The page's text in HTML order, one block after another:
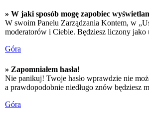
» W jaki sposób mogę zapobiec
W swoim Panelu Zarządzania Kontem, w
moderatorów i Ciebie. Będziesz liczony
Góra
» Zapomniałem hasła!
Nie panikuj! Twoje hasło wprawdzie nie
a prawdopodobnie niedługo znów będziesz
Góra